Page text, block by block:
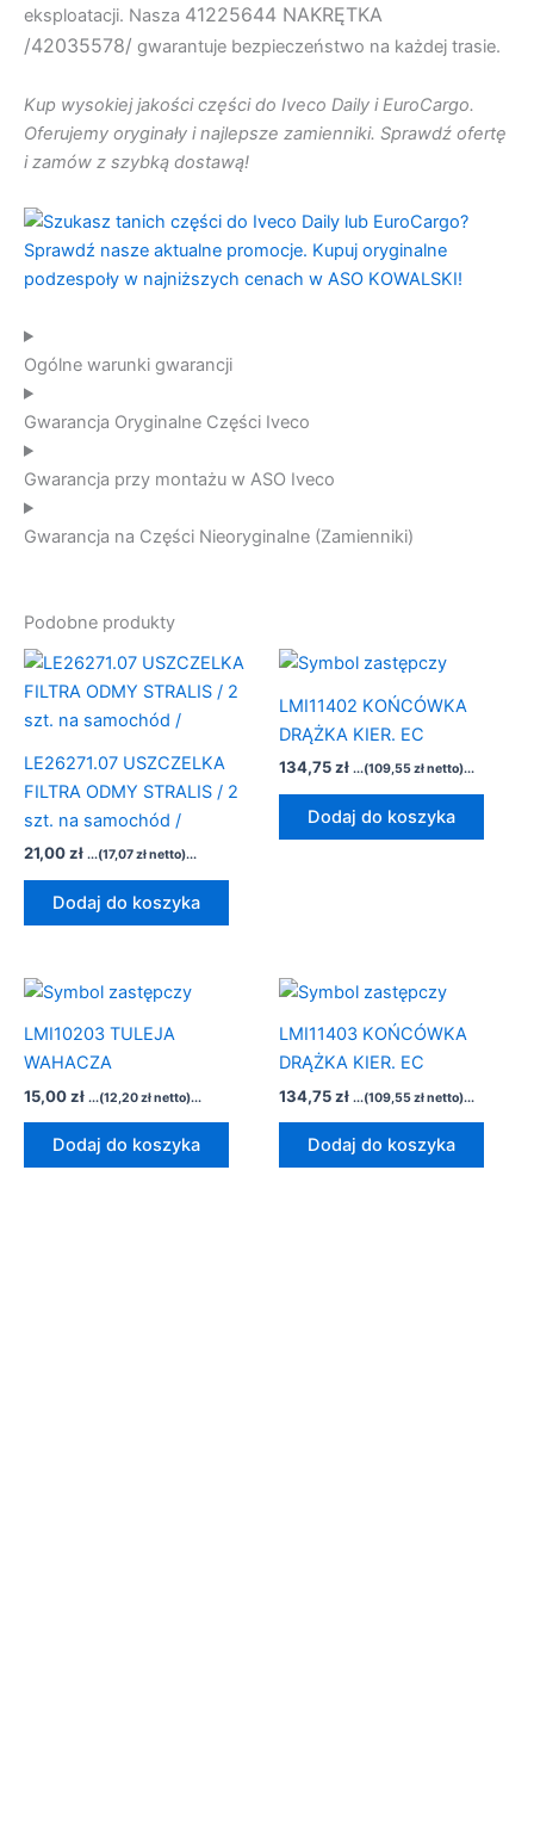
eksploatacji. Nasza 41225644 NAKRĘTKA
/42035578/ gwarantuje bezpieczeństwo na każdej trasie.
Kup wysokiej jakości części do Iveco Daily i EuroCargo.
Oferujemy oryginały i najlepsze zamienniki. Sprawdź ofertę
i zamów z szybką dostawą!
Ogólne warunki gwarancji
Gwarancja Oryginalne Części Iveco
Gwarancja przy montażu w ASO Iveco
Gwarancja na Części Nieoryginalne (Zamienniki)
Podobne produkty
LE26271.07 USZCZELKA
FILTRA ODMY STRALIS / 2
szt. na samochód /
21,00zł ...(17,07złnetto)...
Dodaj do koszyka
LMI11402 KOŃCÓWKA
DRĄŻKA KIER. EC
134,75zł ...(109,55złnetto)...
Dodaj do koszyka
LMI10203 TULEJA
WAHACZA
15,00zł ...(12,20złnetto)...
Dodaj do koszyka
LMI11403 KOŃCÓWKA
DRĄŻKA KIER. EC
134,75zł ...(109,55złnetto)...
Dodaj do koszyka